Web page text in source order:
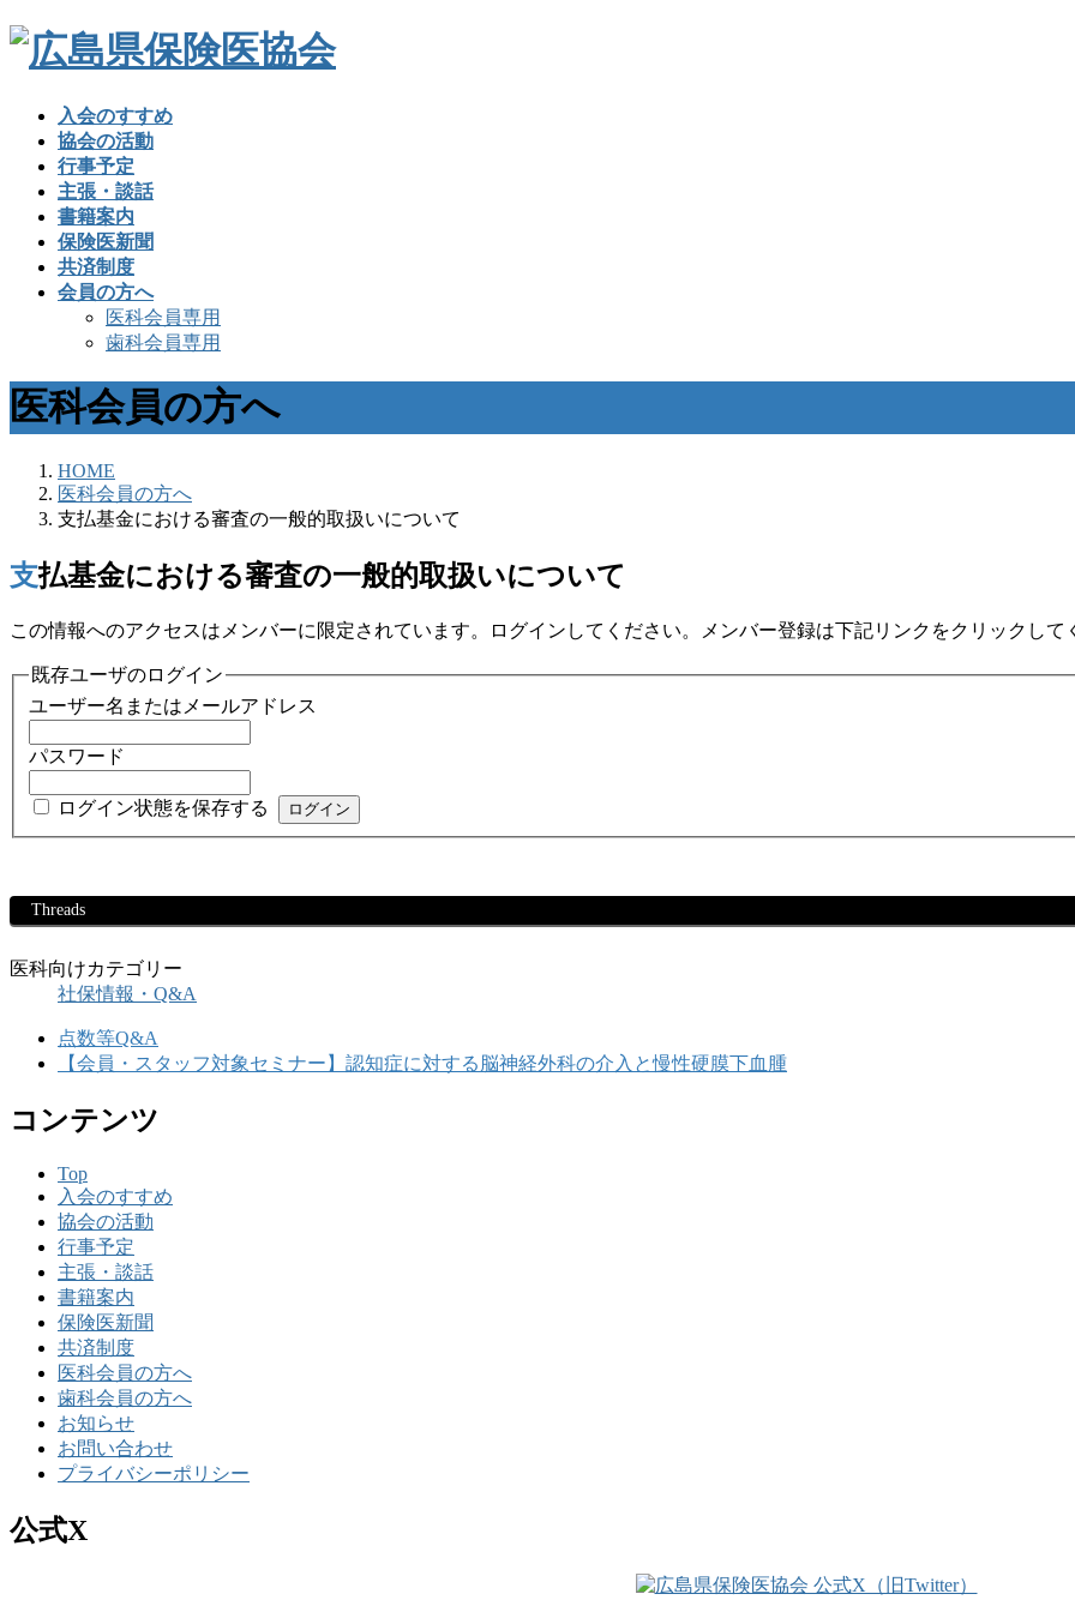
入会のすすめ
協会の活動
行事予定
主張・談話
書籍案内
保険医新聞
共済制度
会員の方へ
医科会員専用
歯科会員専用
医科会員の方へ
HOME
医科会員の方へ
支払基金における審査の一般的取扱いについて
支払基金における審査の一般的取扱いについて
この情報へのアクセスはメンバーに限定されています。ログインしてください。メンバー登録は下記リンクをクリックして
既存ユーザのログイン
ユーザー名またはメールアドレス
パスワード
ログイン状態を保存する
Threads
医科向けカテゴリー
社保情報・Q&A
点数等Q&A
【会員・スタッフ対象セミナー】認知症に対する脳神経外科の介入と慢性硬膜下血腫
コンテンツ
Top
入会のすすめ
協会の活動
行事予定
主張・談話
書籍案内
保険医新聞
共済制度
医科会員の方へ
歯科会員の方へ
お知らせ
お問い合わせ
プライバシーポリシー
公式X